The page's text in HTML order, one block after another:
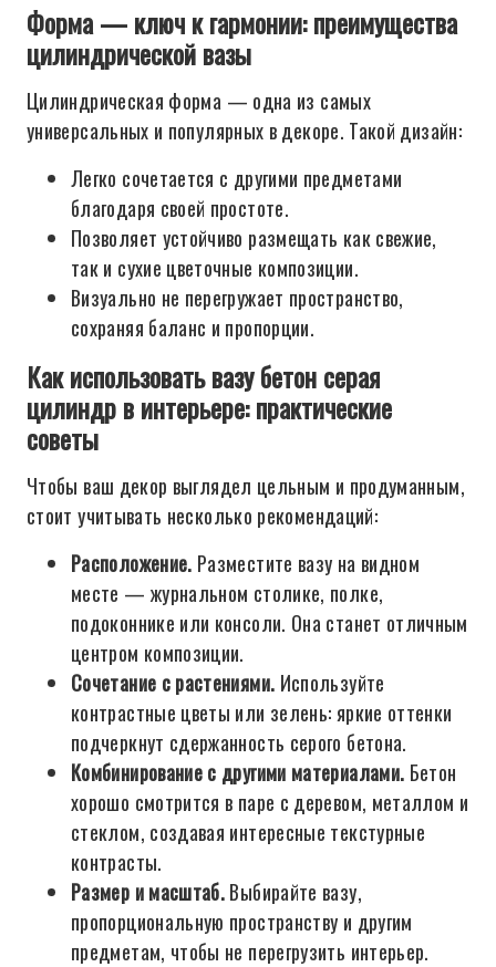
Форма — ключ к гармонии: преимущества
цилиндрической вазы
Цилиндрическая форма — одна из самых
универсальных и популярных в декоре. Такой дизайн:
Легко сочетается с другими предметами
благодаря своей простоте.
Позволяет устойчиво размещать как свежие,
так и сухие цветочные композиции.
Визуально не перегружает пространство,
сохраняя баланс и пропорции.
Как использовать вазу бетон серая
цилиндр в интерьере: практические
советы
Чтобы ваш декор выглядел цельным и продуманным,
стоит учитывать несколько рекомендаций:
Расположение. Разместите вазу на видном
месте — журнальном столике, полке,
подоконнике или консоли. Она станет отличным
центром композиции.
Сочетание с растениями. Используйте
контрастные цветы или зелень: яркие оттенки
подчеркнут сдержанность серого бетона.
Комбинирование с другими материалами. Бетон
хорошо смотрится в паре с деревом, металлом и
стеклом, создавая интересные текстурные
контрасты.
Размер и масштаб.Выбирайте вазу,
пропорциональную пространству и другим
предметам, чтобы не перегрузить интерьер.